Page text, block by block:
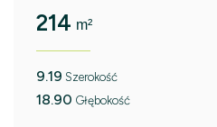
214 m²
9.19 Szerokość
18.90 Głębokość